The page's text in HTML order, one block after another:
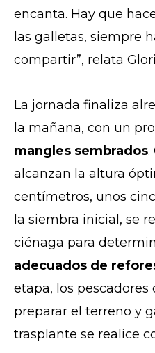
encanta. Hay que
las galletas, siempre
compartir”, relata
La jornada finaliza
la mañana, con un
mangles sembrados.
alcanzan la altura
centímetros, unos
la siembra inicial, se
ciénaga para
adecuados de
etapa, los pescadores
preparar el terreno y
trasplante se realice